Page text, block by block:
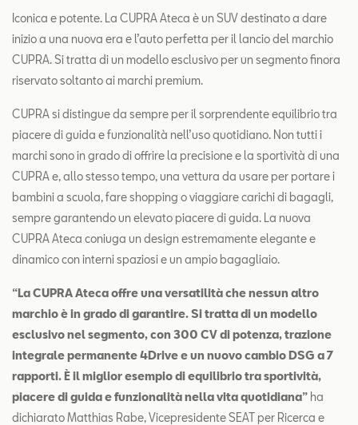
Iconica e potente. La CUPRA Ateca è un SUV destinato a dare
inizio a una nuova era e l’auto perfetta per il lancio del marchio
CUPRA. Si tratta di un modello esclusivo per un segmento finora
riservato soltanto ai marchi premium.
CUPRA si distingue da sempre per il sorprendente equilibrio tra
piacere di guida e funzionalità nell’uso quotidiano. Non tutti i
marchi sono in grado di offrire la precisione e la sportività di una
CUPRA e, allo stesso tempo, una vettura da usare per portare i
bambini a scuola, fare shopping o viaggiare carichi di bagagli,
sempre garantendo un elevato piacere di guida. La nuova
CUPRA Ateca coniuga un design estremamente elegante e
dinamico con interni spaziosi e un ampio bagagliaio.
“La CUPRA Ateca offre una versatilità che nessun altro
marchio è in grado di garantire. Si tratta di un modello
esclusivo nel segmento, con 300 CV di potenza, trazione
integrale permanente 4Drive e un nuovo cambio DSG a 7
rapporti. È il miglior esempio di equilibrio tra sportività,
piacere di guida e funzionalità nella vita quotidiana” ha
dichiarato Matthias Rabe, Vicepresidente SEAT per Ricerca e